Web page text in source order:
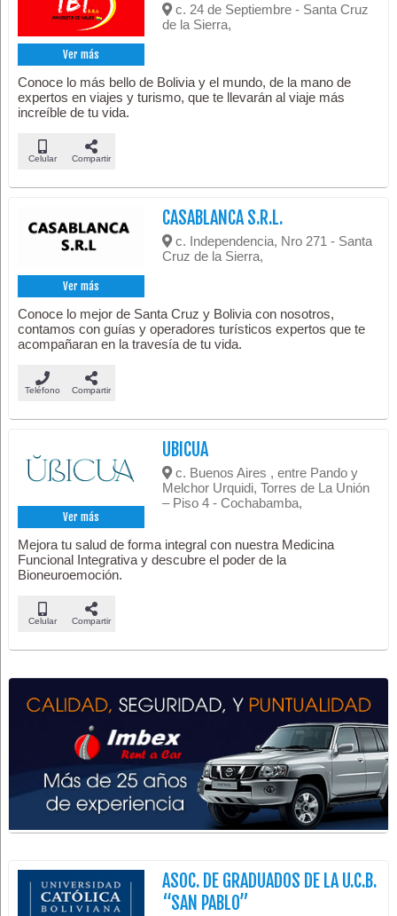
Ver más
c. 24 de Septiembre - Santa Cruz
de la Sierra,
Conoce lo más bello de Bolivia y el mundo, de la mano de
expertos en viajes y turismo, que te llevarán al viaje más
increíble de tu vida.
Celular Compartir
Ver más
CASABLANCA S.R.L.
c. Independencia, Nro 271 - Santa
Cruz de la Sierra,
Conoce lo mejor de Santa Cruz y Bolivia con nosotros,
contamos con guías y operadores turísticos expertos que te
acompañaran en la travesía de tu vida.
Teléfono Compartir
Ver más
UBICUA
c. Buenos Aires , entre Pando y
Melchor Urquidi, Torres de La Unión
– Piso 4 - Cochabamba,
Mejora tu salud de forma integral con nuestra Medicina
Funcional Integrativa y descubre el poder de la
Bioneuroemoción.
Celular Compartir
ASOC. DE GRADUADOS DE LA U.C.B.
“SAN PABLO”